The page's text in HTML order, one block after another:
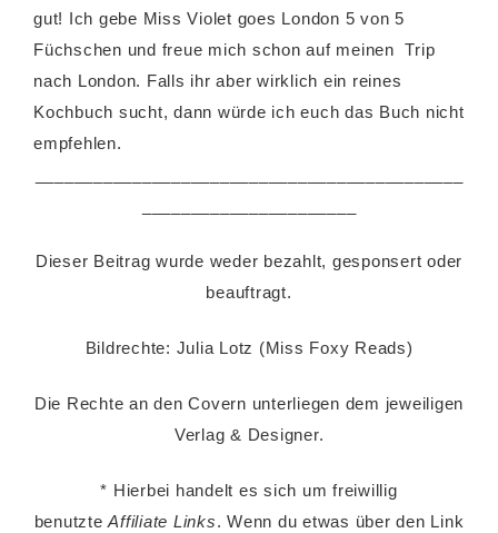
gut! Ich gebe Miss Violet goes London 5 von 5
Füchschen und freue mich schon auf meinen Trip
nach London. Falls ihr aber wirklich ein reines
Kochbuch sucht, dann würde ich euch das Buch nicht
empfehlen.
Dieser Beitrag wurde weder bezahlt, gesponsert oder
beauftragt.
Bildrechte: Julia Lotz (Miss Foxy Reads)
Die Rechte an den Covern unterliegen dem jeweiligen
Verlag & Designer.
* Hierbei handelt es sich um freiwillig
benutzteAffiliate Links. Wenn du etwas über den Link